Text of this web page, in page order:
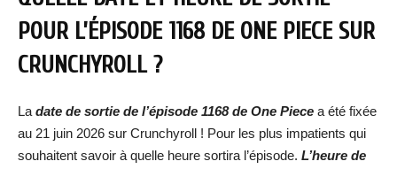
POUR L’ÉPISODE 1168 DE ONE PIECE SUR
CRUNCHYROLL ?
La date de sortie de l’épisode 1168 de One Piece a été fixée
au 21 juin 2026 sur Crunchyroll ! Pour les plus impatients qui
souhaitent savoir à quelle heure sortira l’épisode. L’heure de